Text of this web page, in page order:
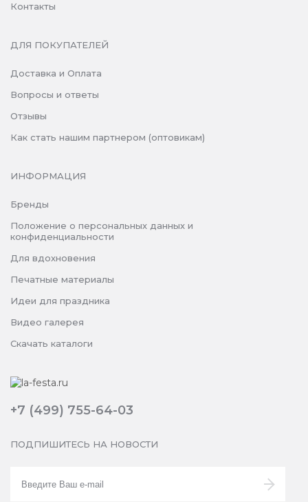
+7 (499) 755-64-03
ПОДПИШИТЕСЬ НА НОВОСТИ
Контакты
ДЛЯ ПОКУПАТЕЛЕЙ
Доставка и Оплата
Вопросы и ответы
Отзывы
Как стать нашим партнером (оптовикам)
ИНФОРМАЦИЯ
Бренды
Положение о персональных данных и
конфиденциальности
Для вдохновения
Печатные материалы
Идеи для праздника
Видео галерея
Скачать каталоги